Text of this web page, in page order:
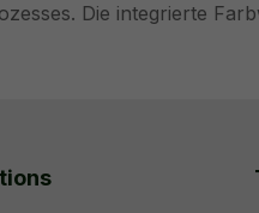
Die integrierte